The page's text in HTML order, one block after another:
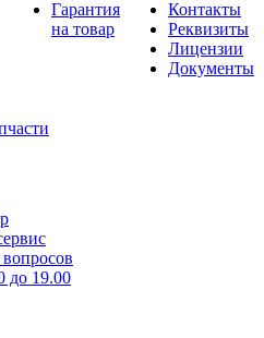
Гарантия
на товар
Контакты
Реквизиты
Лицензии
Документы
до 19.00